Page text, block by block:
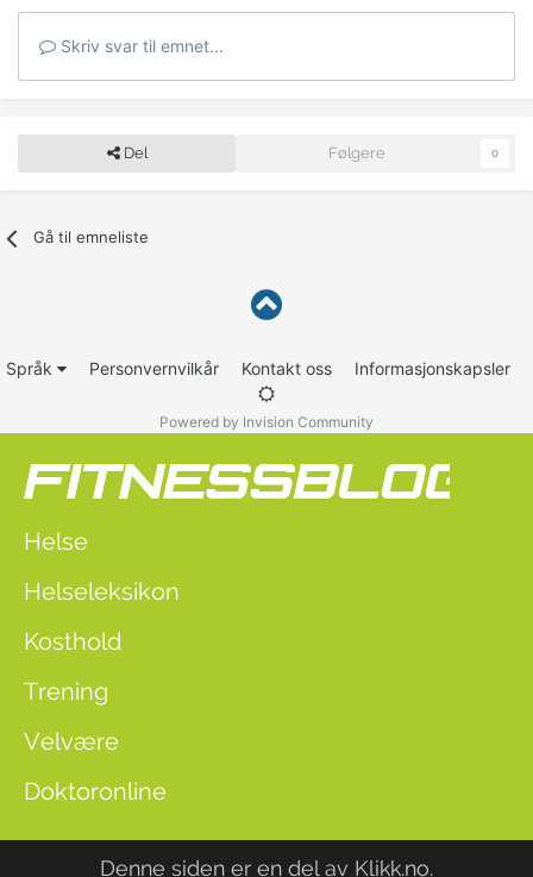
Skriv svar til emnet...
Del Følgere 0
Gå til emneliste
Språk Personvernvilkår Kontakt oss Informasjonskapsler
Powered by Invision Community
Helse
Helseleksikon
Kosthold
Trening
Velvære
Doktoronline
Denne siden er en del av Klikk.no.